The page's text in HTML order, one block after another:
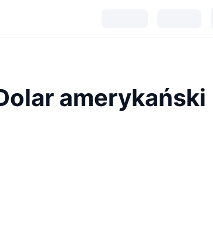
amerykański